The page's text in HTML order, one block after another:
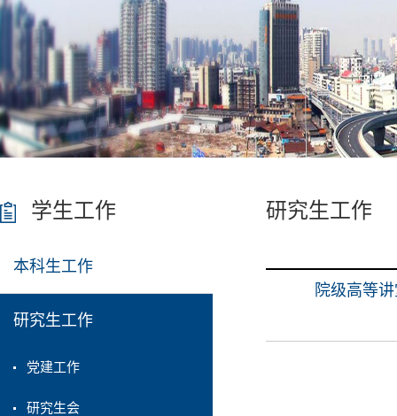
学生工作
本科生工作
研究生工作
党建工作
研究生会
研究生工作
院级高等